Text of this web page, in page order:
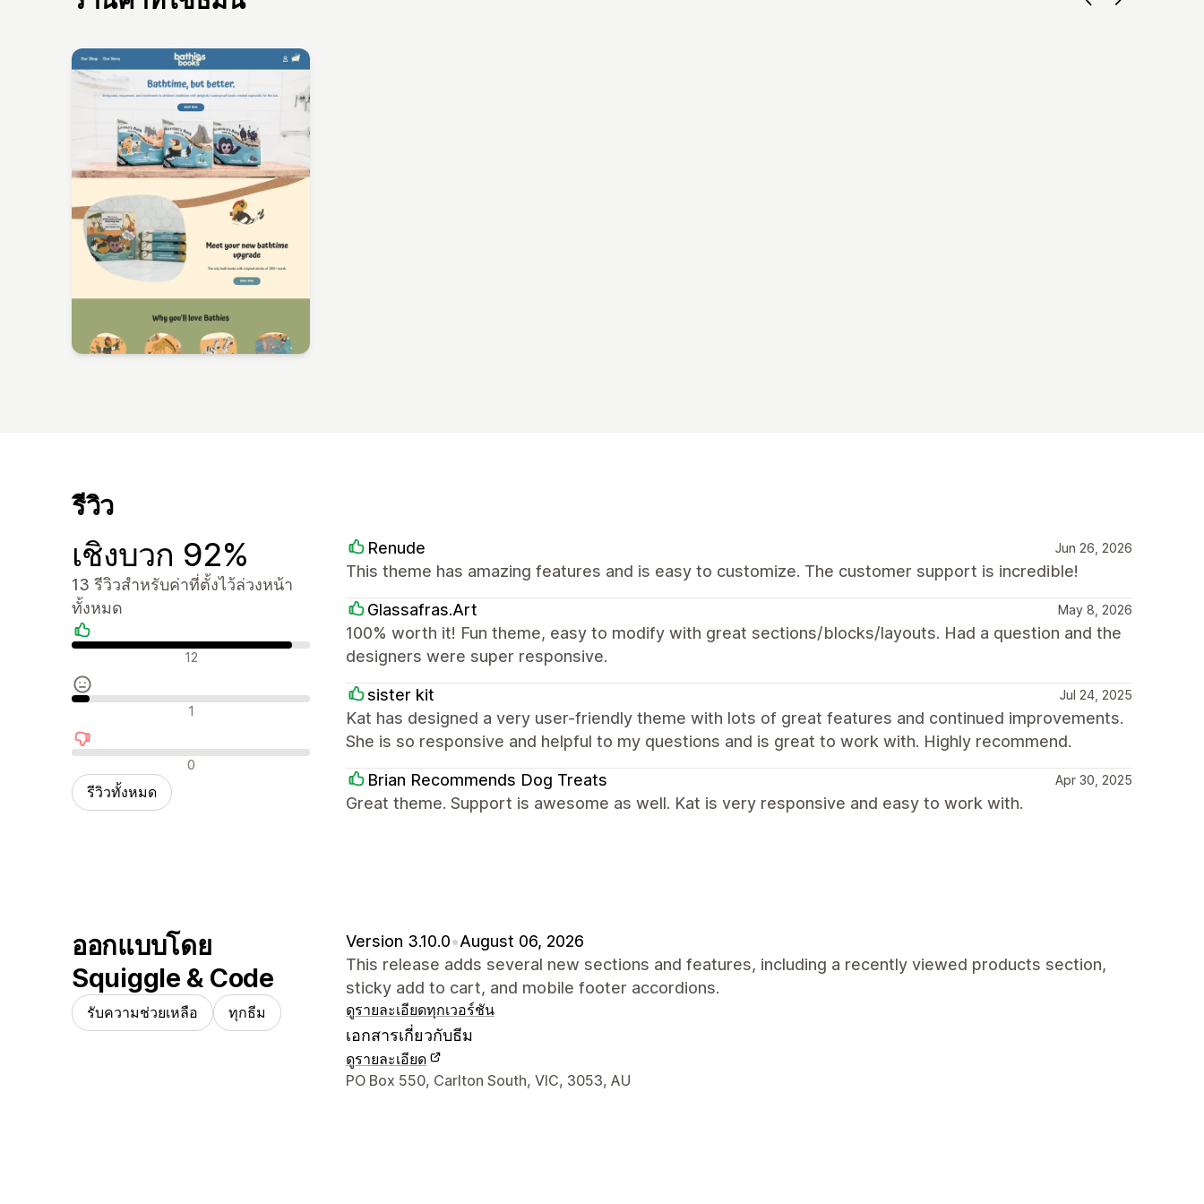
รีวิว
เชิงบวก 92%
13 รีวิวสำหรับค่าที่ตั้งไว้ล่วงหน้า
ทั้งหมด
รีวิวเชิงบวก 12
รีวิวที่เป็นกลาง 1
รีวิวเชิงลบ 0
รีวิวทั้งหมด
Renude Jun 26, 2026
This theme has amazing features and is easy to customize. The customer support is incredible!
Glassafras.Art May 8, 2026
100% worth it! Fun theme, easy to modify with great sections/blocks/layouts. Had a question and the
designers were super responsive.
sister kit Jul 24, 2025
Kat has designed a very user-friendly theme with lots of great features and continued improvements.
She is so responsive and helpful to my questions and is great to work with. Highly recommend.
Brian Recommends Dog Treats Apr 30, 2025
Great theme. Support is awesome as well. Kat is very responsive and easy to work with.
ออกแบบโดย
Squiggle & Code
รับความช่วยเหลือ ทุกธีม
Version 3.10.0•August 06, 2026
This release adds several new sections and features, including a recently viewed products section,
sticky add to cart, and mobile footer accordions.
ดูรายละเอียดทุกเวอร์ชัน
เอกสารเกี่ยวกับธีม
ดูรายละเอียด
รายละเอียดการติดต่อผู้ออกแบบ
PO Box 550, Carlton South, VIC, 3053, AU